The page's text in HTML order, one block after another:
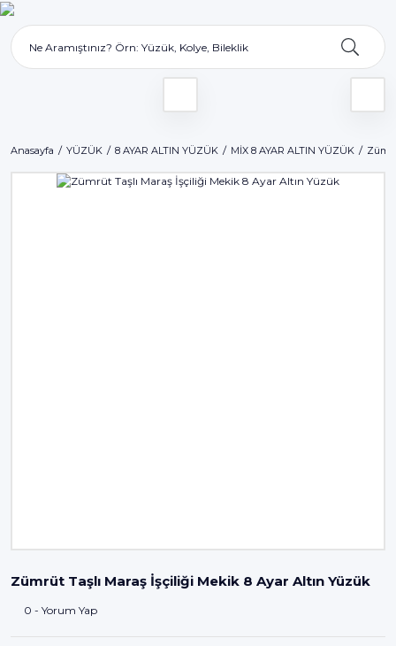
Anasayfa YÜZÜK 8 AYAR ALTIN YÜZÜK MİX 8 AYAR ALTIN YÜZÜK
Zümrüt Taşlı Maraş İşçiliği Mekik 8 Ayar Altın Yüzük
0 - Yorum Yap